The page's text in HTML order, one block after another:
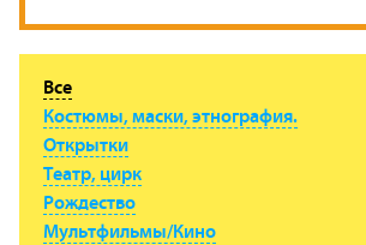
Все
Костюмы, маски, этнография.
Открытки
Театр, цирк
Рождество
Мультфильмы/Кино